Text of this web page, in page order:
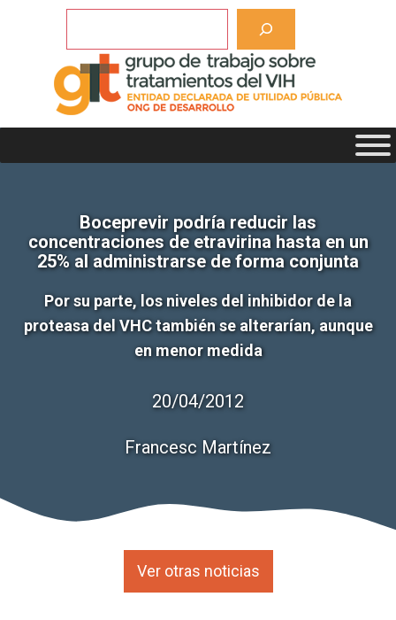
Boceprevir podría reducir las
concentraciones de etravirina hasta en un
25% al administrarse de forma conjunta
Por su parte, los niveles del inhibidor de la
proteasa del VHC también se alterarían, aunque
en menor medida
20/04/2012
Francesc Martínez
Ver otras noticias